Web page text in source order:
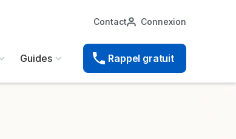
Contact Connexion
Guides Rappel gratuit